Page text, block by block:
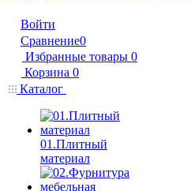
Войти
Сравнение0
Избранные товары 0
Корзина 0
Каталог
01.Плитный
материал